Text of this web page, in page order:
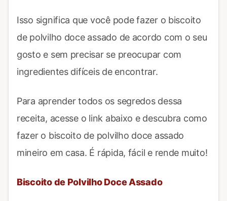
Isso significa que você pode fazer o biscoito
de polvilho doce assado de acordo com o seu
gosto e sem precisar se preocupar com
ingredientes difíceis de encontrar.
Para aprender todos os segredos dessa
receita, acesse o link abaixo e descubra como
fazer o biscoito de polvilho doce assado
mineiro em casa. É rápida, fácil e rende muito!
Biscoito de Polvilho Doce Assado